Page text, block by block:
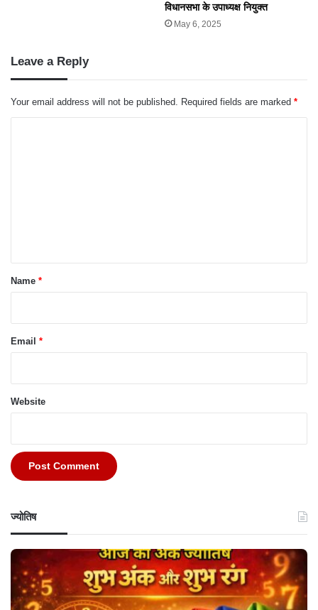
विधानसभा के उपाध्यक्ष नियुक्त
May 6, 2025
Leave a Reply
Your email address will not be published. Required fields are marked *
*Name *
Email *
Website
ज्योतिष